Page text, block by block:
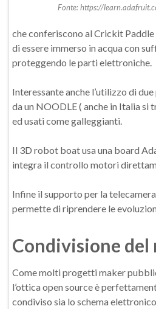
Fonte: https://
che conferiscono al Crickit
di essere immerso in acqua con
proteggendo le parti elettroniche.
Interessante anche l’utilizzo di
da un NOODLE ( anche in Italia si
ed usati come galleggianti.
Il 3D robot boat usa una board
integra il controllo motori
Infine il supporto per la
permette di riprendere le
Condivisione del
Come molti progetti maker
l’ottica open source è
condiviso sia lo schema